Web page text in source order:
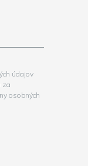
údajov
za
osobných